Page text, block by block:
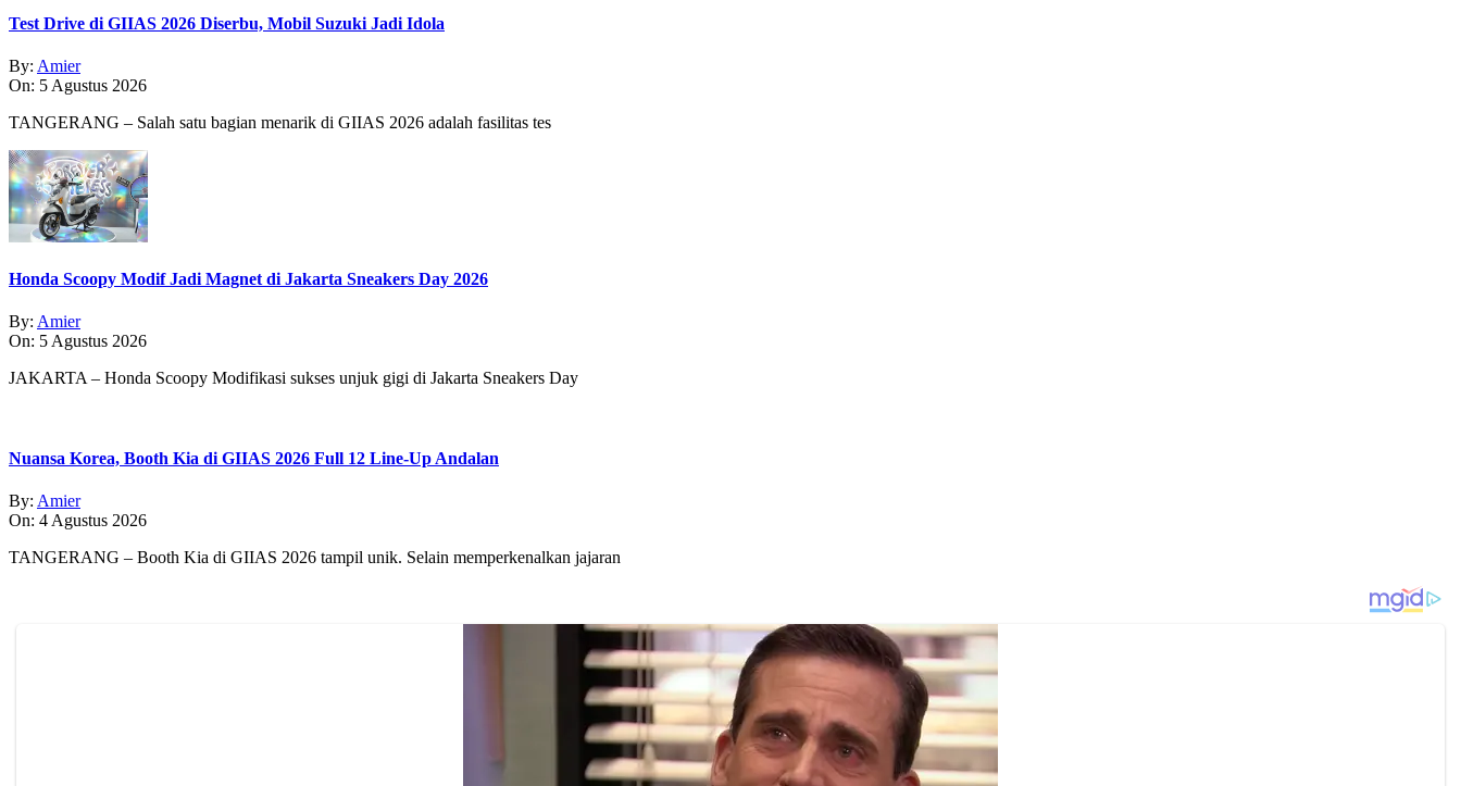
Test Drive di GIIAS 2026 Diserbu, Mobil Suzuki Jadi Idola
By: Amier
On: 5 Agustus 2026
TANGERANG – Salah satu bagian menarik di GIIAS 2026 adalah fasilitas tes
Honda Scoopy Modif Jadi Magnet di Jakarta Sneakers Day 2026
By: Amier
On: 5 Agustus 2026
JAKARTA – Honda Scoopy Modifikasi sukses unjuk gigi di Jakarta Sneakers Day
Nuansa Korea, Booth Kia di GIIAS 2026 Full 12 Line-Up Andalan
By: Amier
On: 4 Agustus 2026
TANGERANG – Booth Kia di GIIAS 2026 tampil unik. Selain memperkenalkan jajaran